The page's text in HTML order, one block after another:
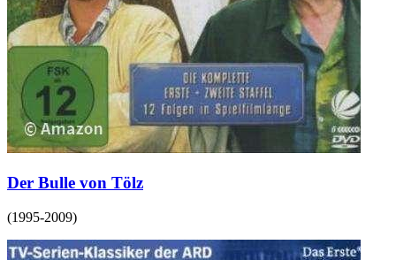
Der Bulle von Tölz
(1995-2009)